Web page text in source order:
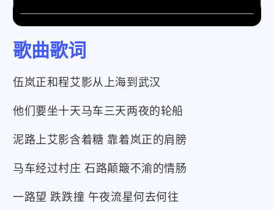
歌曲歌词
伍岚正和程艾影从上海到武汉
他们要坐十天马车三天两夜的轮船
泥路上艾影含着糖 靠着岚正的肩膀
马车经过村庄 石路颠簸不渝的情肠
一路望 跌跌撞 午夜流星何去何往